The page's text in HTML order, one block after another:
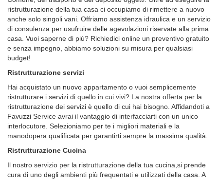
ristrutturazione della tua casa ci occupiamo di rimettere a nuovo
anche solo singoli vani. Offriamo assistenza idraulica e un servizio
di consulenza per usufruire delle agevolazioni riservate alla prima
casa. Vuoi saperne di più? Richiedici online un preventivo gratuito
e senza impegno, abbiamo soluzioni su misura per qualsiasi
budget!
Ristrutturazione servizi
Hai acquistato un nuovo appartamento o vuoi semplicemente
ristrutturare i servizi di quello in cui vivi? La nostra offerta per la
ristrutturazione dei servizi è quello di cui hai bisogno. Affidandoti a
Favuzzi Service avrai il vantaggio di interfacciarti con un unico
interlocutore. Selezioniamo per te i migliori materiali e la
manodopera qualificata per garantirti sempre la massima qualità.
Ristrutturazione Cucina
Il nostro servizio per la ristrutturazione della tua cucina,si prende
cura di uno degli ambienti più frequentati e utilizzati della casa. A